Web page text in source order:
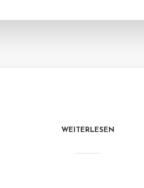
WEITERLESEN